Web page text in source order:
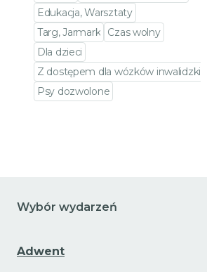
Edukacja, Warsztaty
Targ, Jarmark
Czas wolny
Dla dzieci
Z dostępem dla wózków inwalidzkich
Psy dozwolone
Wybór wydarzeń
Adwent